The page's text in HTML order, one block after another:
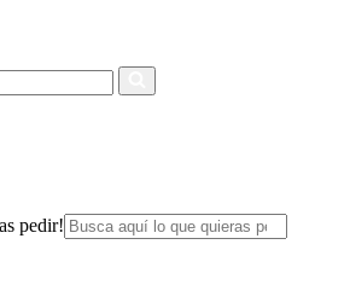
pedir!
y rápido por